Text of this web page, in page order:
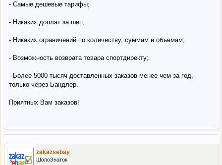
- Самые дешевые тарифы;
- Никаких доплат за шип;
- Никаких ограничений по количеству, суммам и объемам;
- Возможность возврата товара спортдиректу;
- Более 5000 тысяч доставленных заказов менее чем за год,
только через Бандлер.
Приятных Вам заказов!
zakazsebay
ШопоЗнаток